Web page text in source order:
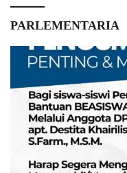
PARLEMENTARIA